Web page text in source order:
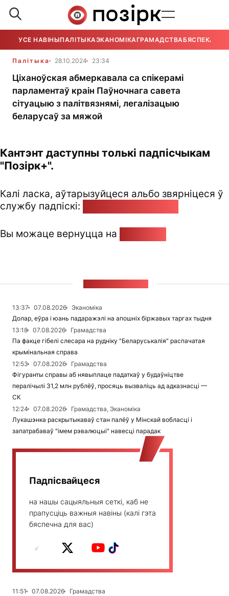
УСЕ НАВІНЫПАЛІТЫКАЭКАНОМІКАГРАМАДСТВАБЯСПЕКА
Палітыка 28.10.2024 23:34
Ціханоўская абмеркавала са спікерамі
парламентаў краін Паўночнага савета
сітуацыю з палітвязнямі, легалізацыю
беларусаў за мяжой
Кантэнт даступны толькі падпісчыкам
"Позірк+".
Калі ласка, аўтарызуйцеся альбо звярніцеся ў
службу падпіскі:
Вы можаце вернуцца на
13:37 07.08.2026
Эканоміка
Долар, еўра і юань падаражэлі на апошніх біржавых таргах тыдня
13:18
07.08.2026
Грамадства
Па факце гібелі слесара на рудніку "Беларуськалія" распачатая
крымінальная справа
12:53
07.08.2026
Грамадства
Фігуранты справы аб нявыплаце падаткаў у будаўніцтве
пералічылі 31,2 млн рублёў, просяць вызваліць ад адказнасці —
СК
12:24
07.08.2026
Грамадства, Эканоміка
Лукашэнка раскрытыкаваў стан палёў у Мінскай вобласці і
запатрабаваў "імем рэвалюцыі" навесці парадак
Падпісвайцеся
на нашы сацыяльныя сеткі, каб не
прапусціць важныя навіны (калі гэта
бяспечна для вас)
11:51 07.08.2026
Грамадства